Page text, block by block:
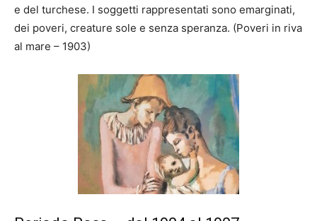
e del turchese. I soggetti rappresentati sono emarginati,
dei poveri, creature sole e senza speranza. (Poveri in riva
al mare – 1903)